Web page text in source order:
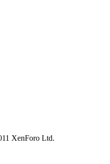
XenForo Ltd.